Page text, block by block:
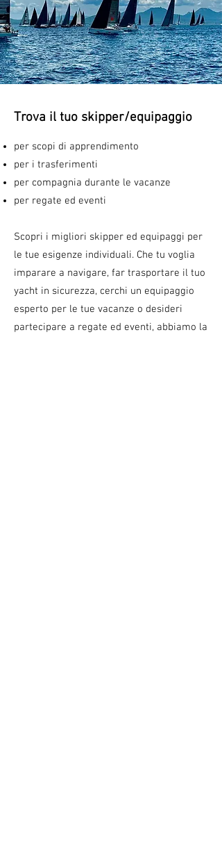
Trova il tuo skipper/equipaggio
per scopi di apprendimento
per i trasferimenti
per compagnia durante le vacanze
per regate ed eventi
Scopri i migliori skipper ed equipaggi per
le tue esigenze individuali. Che tu voglia
imparare a navigare, far trasportare il tuo
yacht in sicurezza, cerchi un equipaggio
esperto per le tue vacanze o desideri
partecipare a regate ed eventi, abbiamo la